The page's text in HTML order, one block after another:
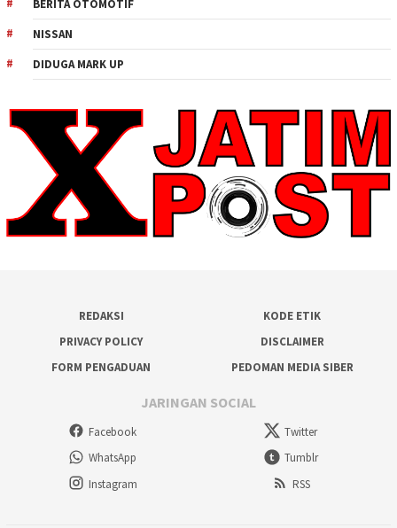
BERITA OTOMOTIF
NISSAN
DIDUGA MARK UP
REDAKSI
KODE ETIK
PRIVACY POLICY
DISCLAIMER
FORM PENGADUAN
PEDOMAN MEDIA SIBER
JARINGAN SOCIAL
Facebook
Twitter
WhatsApp
Tumblr
Instagram
RSS